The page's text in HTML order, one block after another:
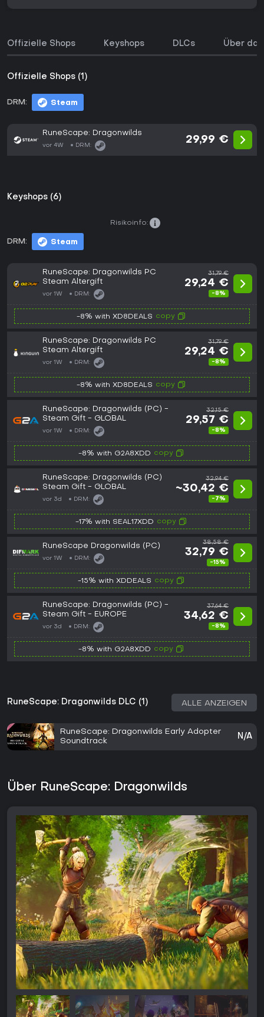
Offizielle Shops Keyshops DLCs Über
Offizielle Shops (1)
DRM: Steam
RuneScape: Dragonwilds
vor 4W DRM:
29,99 €
Keyshops (6)
DRM: Steam
Risikoinfo:
RuneScape: Dragonwilds PC
Steam Altergift
vor 1W DRM:
31,79 €
29,24 €
-8%
-8% with XD8DEALS copy
RuneScape: Dragonwilds PC
Steam Altergift
vor 1W DRM:
31,79 €
29,24 €
-8%
-8% with XD8DEALS copy
RuneScape: Dragonwilds (PC) -
Steam Gift - GLOBAL
vor 1W DRM:
32,15 €
29,57 €
-8%
-8% with G2A8XDD copy
RuneScape: Dragonwilds (PC)
Steam Gift - GLOBAL
vor 3d DRM:
32,94 €
~30,42 €
-7%
-17% with SEAL17XDD copy
RuneScape Dragonwilds (PC)
vor 1W DRM:
38,58 €
32,79 €
-15%
-15% with XDDEALS copy
RuneScape: Dragonwilds (PC) -
Steam Gift - EUROPE
vor 3d DRM:
37,64 €
34,62 €
-8%
-8% with G2A8XDD copy
RuneScape: Dragonwilds DLC (1) ALLE ANZEIGEN
RuneScape: Dragonwilds Early Adopter
Soundtrack
N/A
Über RuneScape: Dragonwilds